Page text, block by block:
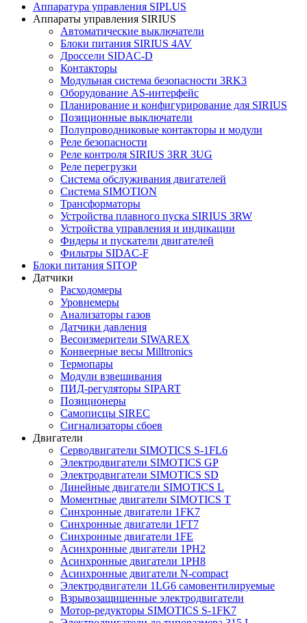
Аппаратура управления SIPLUS
Аппараты управления SIRIUS
Автоматические выключатели
Блоки питания SIRIUS 4AV
Дроссели SIDAC-D
Контакторы
Модульная система безопасности 3RK3
Оборудование AS-интерфейс
Планирование и конфигурирование для SIRIUS
Позиционные выключатели
Полупроводниковые контакторы и модули
Реле безопасности
Реле контроля SIRIUS 3RR 3UG
Реле перегрузки
Сиcтема обслуживания двигателей
Система SIMOTION
Трансформаторы
Устройства плавного пуска SIRIUS 3RW
Устройства управления и индикации
Фидеры и пускатели двигателей
Фильтры SIDAC-F
Блоки питания SITOP
Датчики
Расходомеры
Уровнемеры
Анализаторы газов
Датчики давления
Весоизмерители SIWAREX
Конвеерные весы Milltronics
Термопары
Модули взвешивания
ПИД-регуляторы SIPART
Позиционеры
Самописцы SIREC
Сигнализаторы сбоев
Двигатели
Серводвигатели SIMOTICS S-1FL6
Электродвигатели SIMOTICS GP
Электродвигатели SIMOTICS SD
Линейные двигатели SIMOTICS L
Моментные двигатели SIMOTICS T
Синхронные двигатели 1FK7
Синхронные двигатели 1FT7
Синхронные двигатели 1FE
Асинхронные двигатели 1PH2
Асинхронные двигатели 1PH8
Асинхронные двигатели N-compact
Электродвигатели 1LG6 cамовентилируемые
Взрывозащищенные электродвигатели
Мотор-редукторы SIMOTICS S-1FK7